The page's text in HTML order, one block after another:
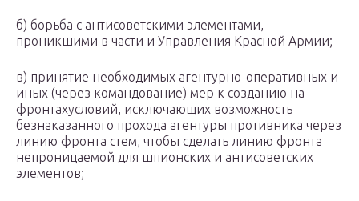
б) борьба с антисоветскими элементами,
проникшими в части и Управления Красной Армии;
в) принятие необходимых агентурно-оперативных и
иных (через командование) мер к созданию на
фронтахусловий, исключающих возможность
безнаказанного прохода агентуры противника через
линию фронта стем, чтобы сделать линию фронта
непроницаемой для шпионских и антисоветских
элементов;